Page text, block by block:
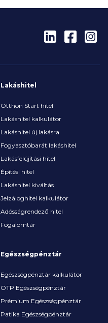
Lakáshitel
Otthon Start hitel
Lakáshitel kalkulátor
Lakáshitel új lakásra
Fogyasztóbarát lakáshitel
Lakásfelújítási hitel
Építési hitel
Lakáshitel kiváltás
Jelzáloghitel kalkulátor
Adósságrendező hitel
Fogalomtár
Egészségpénztár
Egészségpénztár kalkulátor
OTP Egészségpénztár
Prémium Egészségpénztár
Patika Egészségpénztár